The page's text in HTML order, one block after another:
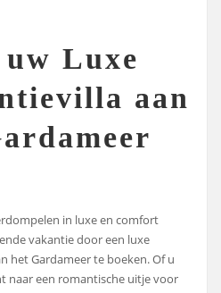
uw Luxe
aan
in luxe en comfort
vakantie door een luxe
het Gardameer te boeken. Of u
naar een romantische uitje voor